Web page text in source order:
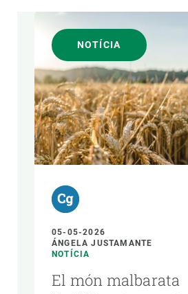
TEMES TRANSVERSALS
FORMAT
AUTOR
NOTÍCIA
05-05-2026
ÁNGELA JUSTAMANTE
NOTÍCIA
El món malbarata